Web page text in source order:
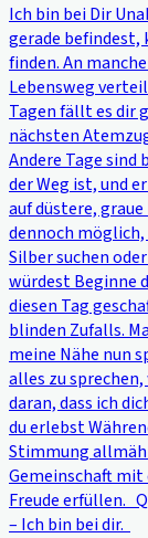
Ich bin bei Dir
gerade befindest,
finden. An
Lebensweg
Tagen fällt es dir
nächsten
Andere Tage
der Weg ist, und
auf düstere,
dennoch möglich,
Silber suchen
würdest Beginne
diesen Tag
blinden Zufalls.
meine Nähe nun
alles zu
daran, dass ich
du erlebst
Stimmung
Gemeinschaft
Freude erfüllen.
– Ich bin bei dir.